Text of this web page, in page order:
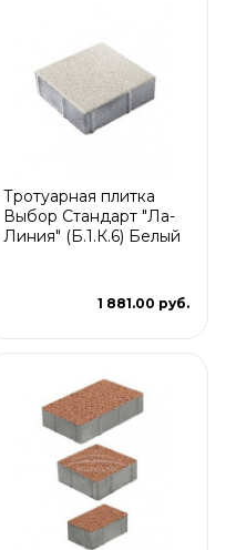
Тротуарная плитка
Выбор Стандарт "Ла-
Линия" (Б.1.К.6) Белый
1 881.00 руб.